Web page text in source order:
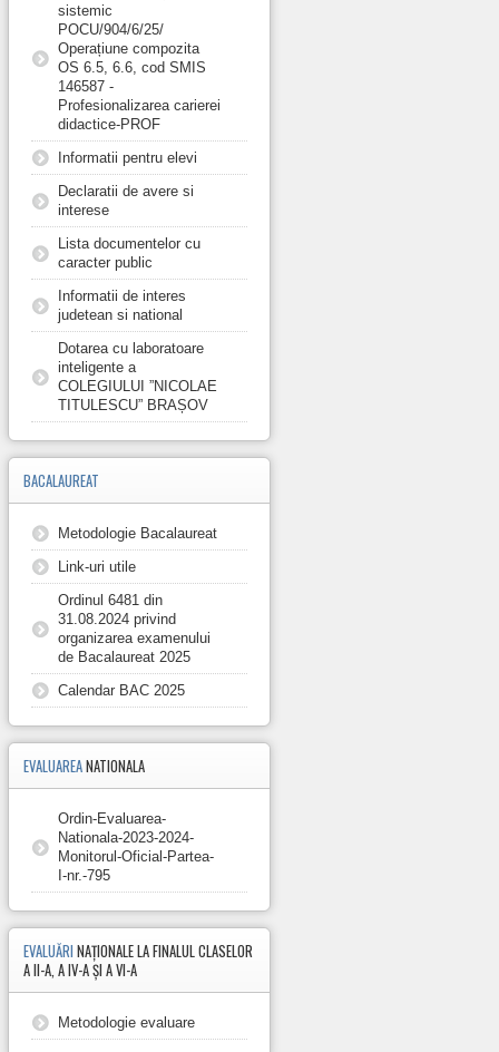
sistemic
POCU/904/6/25/
Operațiune compozita
OS 6.5, 6.6, cod SMIS
146587 -
Profesionalizarea carierei
didactice-PROF
Informatii pentru elevi
Declaratii de avere si
interese
Lista documentelor cu
caracter public
Informatii de interes
judetean si national
Dotarea cu laboratoare
inteligente a
COLEGIULUI ”NICOLAE
TITULESCU” BRAȘOV
BACALAUREAT
Metodologie Bacalaureat
Link-uri utile
Ordinul 6481 din
31.08.2024 privind
organizarea examenului
de Bacalaureat 2025
Calendar BAC 2025
EVALUAREANATIONALA
Ordin-Evaluarea-
Nationala-2023-2024-
Monitorul-Oficial-Partea-
I-nr.-795
EVALUĂRI NAȚIONALE LA FINALUL CLASELOR
A II-A, A IV-A ȘI A VI-A
Metodologie evaluare